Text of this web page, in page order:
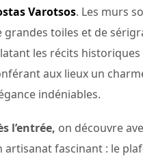
Varotsos. Les murs
grandes toiles et de
les récits historiques
aux lieux un
indéniables.
l’entrée, on découvre
artisanat fascinant : le